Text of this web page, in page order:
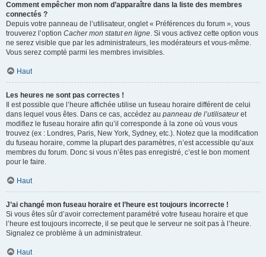
Comment empêcher mon nom d’apparaître dans la liste des membres
connectés ?
Depuis votre panneau de l’utilisateur, onglet « Préférences du forum », vous
trouverez l’option Cacher mon statut en ligne. Si vous activez cette option vous
ne serez visible que par les administrateurs, les modérateurs et vous-même.
Vous serez compté parmi les membres invisibles.
Haut
Les heures ne sont pas correctes !
Il est possible que l’heure affichée utilise un fuseau horaire différent de celui
dans lequel vous êtes. Dans ce cas, accédez au panneau de l’utilisateuret
modifiez le fuseau horaire afin qu’il corresponde à la zone où vous vous
trouvez (ex : Londres, Paris, New York, Sydney, etc.). Notez que la modification
du fuseau horaire, comme la plupart des paramètres, n’est accessible qu’aux
membres du forum. Donc si vous n’êtes pas enregistré, c’est le bon moment
pour le faire.
Haut
J’ai changé mon fuseau horaire et l’heure est toujours incorrecte !
Si vous êtes sûr d’avoir correctement paramétré votre fuseau horaire et que
l’heure est toujours incorrecte, il se peut que le serveur ne soit pas à l’heure.
Signalez ce problème à un administrateur.
Haut